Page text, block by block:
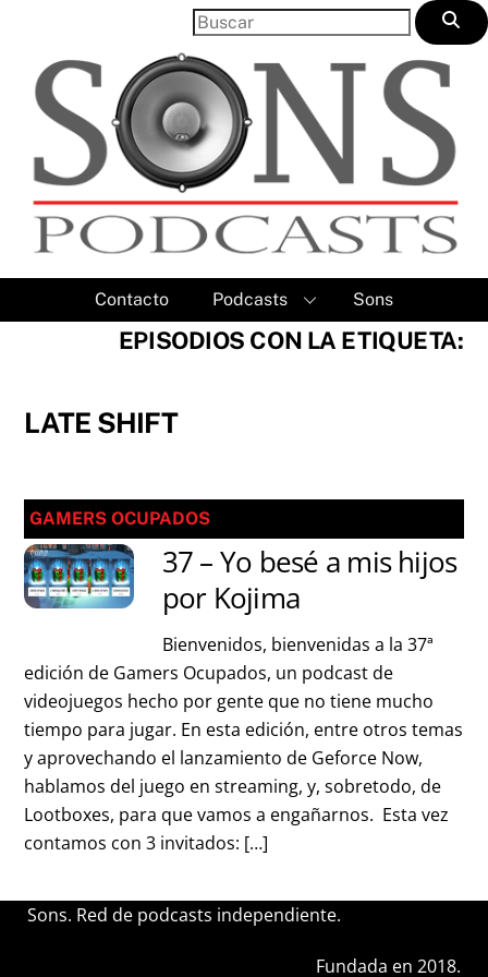
content
Contacto Podcasts Sons
EPISODIOS CON LA ETIQUETA:
LATE SHIFT
GAMERS OCUPADOS
37 – Yo besé a mis hijos
por Kojima
Bienvenidos, bienvenidas a la 37ª
edición de Gamers Ocupados, un podcast de
videojuegos hecho por gente que no tiene mucho
tiempo para jugar. En esta edición, entre otros temas
y aprovechando el lanzamiento de Geforce Now,
hablamos del juego en streaming, y, sobretodo, de
Lootboxes, para que vamos a engañarnos. Esta vez
contamos con 3 invitados: […]
Sons. Red de podcasts independiente.
Fundada en 2018.